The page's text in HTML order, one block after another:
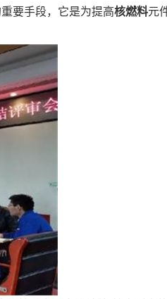
要手段，它是为提高核燃料元